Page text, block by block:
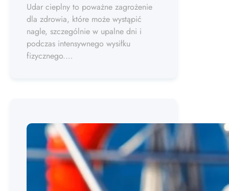
Udar cieplny to poważne zagrożenie
dla zdrowia, które może wystąpić
nagle, szczególnie w upalne dni i
podczas intensywnego wysiłku
fizycznego.…